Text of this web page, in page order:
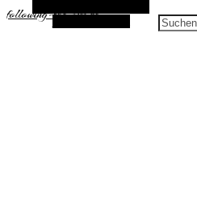
following-the-sun.de
Zufallsauswahl